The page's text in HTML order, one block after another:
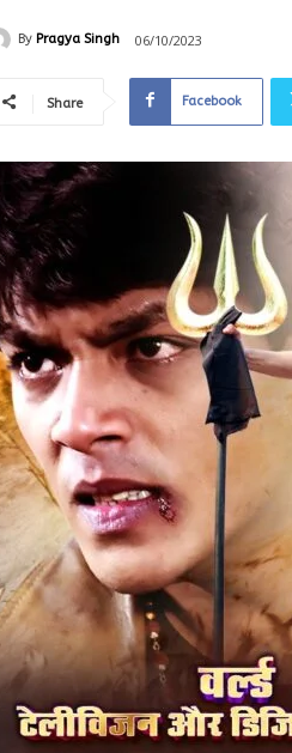
By Pragya Singh 06/10/2023
Share Facebook